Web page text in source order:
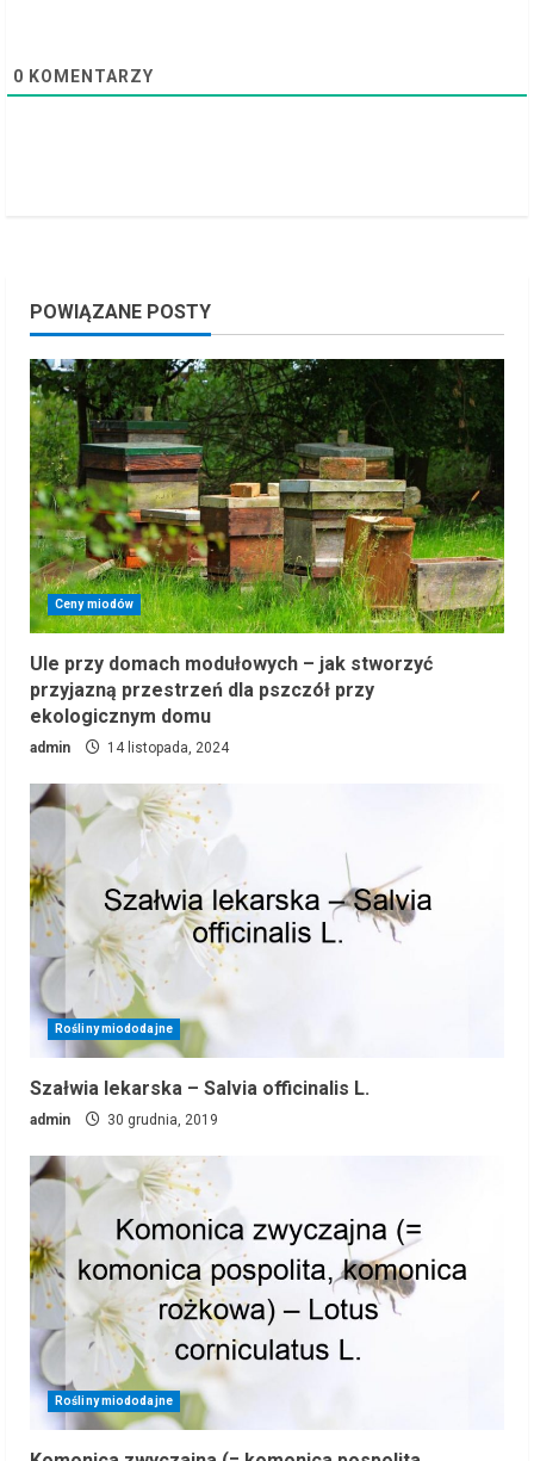
g
0 KOMENTARZY
POWIĄZANE POSTY
Ceny miodów
Ule przy domach modułowych – jak stworzyć
przyjazną przestrzeń dla pszczół przy
ekologicznym domu
admin 14 listopada, 2024
Rośliny miododajne
Szałwia lekarska – Salvia officinalis L.
admin 30 grudnia, 2019
Rośliny miododajne